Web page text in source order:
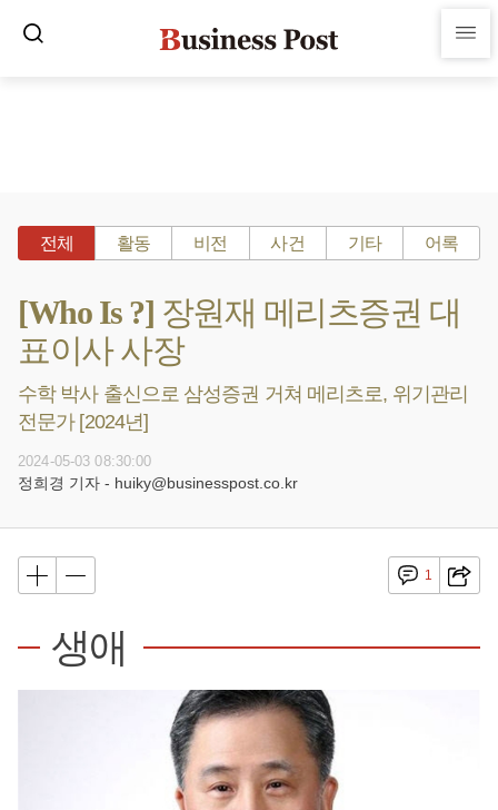
전체 활동 비전 사건 기타 어록
[Who Is ?] 장원재 메리츠증권 대
표이사 사장
수학 박사 출신으로 삼성증권 거쳐 메리츠로, 위기관리
전문가 [2024년]
2024-05-03 08:30:00
정희경 기자 - huiky@businesspost.co.kr
1
생애